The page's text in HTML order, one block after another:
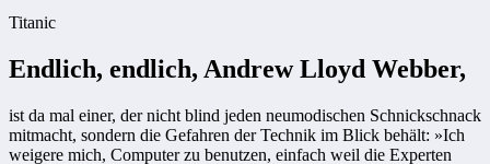
Titanic
Endlich, endlich, Andrew Lloyd Webber,
ist da mal einer, der nicht blind jeden neumodischen Schnickschnack
mitmacht, sondern die Gefahren der Technik im Blick behält: »Ich
weigere mich, Computer zu benutzen, einfach weil die Experten